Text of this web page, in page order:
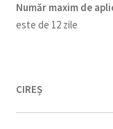
Număr maxim de
este de 12 zile
CIREȘ